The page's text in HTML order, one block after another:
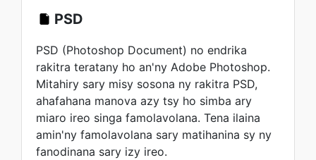
PSD
PSD (Photoshop Document) no endrika
rakitra teratany ho an'ny Adobe Photoshop.
Mitahiry sary misy sosona ny rakitra PSD,
ahafahana manova azy tsy ho simba ary
miaro ireo singa famolavolana. Tena ilaina
amin'ny famolavolana sary matihanina sy ny
fanodinana sary izy ireo.